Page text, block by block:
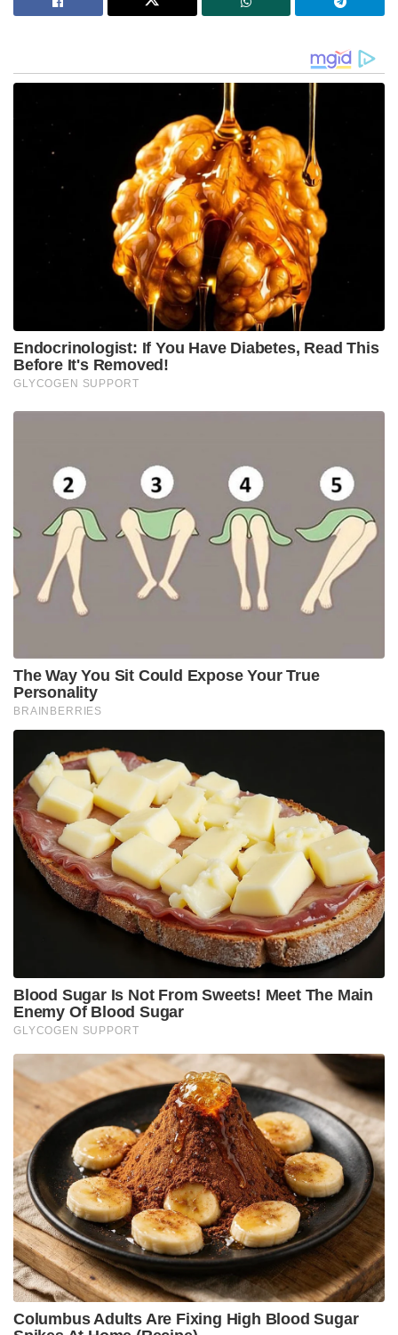
മുഫ്തിക്കെതിരെ കേസ്: വനിതാ പോലീസ് കയ്യേറ്റം
ആർ.ജി കർ കേസ്: തെളിവ് നശിപ്പിക്കലിൽ സമഗ്ര
അന്വേഷണത്തിന് പ്രത്യേക സി.ബി.ഐ സംഘത്തെ
നിയോഗിച്ച് കൽക്കട്ട ഹൈക്കോടതി
“പ്രമുഖ പ്രതിപക്ഷ നേതാവിന് മതിയായ പോലീസ്
സംരക്ഷണം നൽകാതിരുന്നത് ബിജെപിയുടെ
പ്രതികാര രാഷ്ട്രീയത്തെയാണ് കാണിക്കുന്നത്.
ബംഗാൾ സർക്കാരും കേന്ദ്ര സർക്കാരും പ്രതിപക്ഷ
നേതാക്കളുടെ സുരക്ഷ ഉറപ്പാക്കണം. രാഷ്ട്രീയ
വ്യത്യാസങ്ങൾ ഒരിക്കലും അക്രമത്തെ
ന്യായീകരിക്കുന്നില്ല,” എന്നായിരുന്നു മല്ലികാർജുൻ
ഖാർഗെയുടെ പ്രതികരണം. ​ “അഭിഷേക് ബാനർജിക്ക്
നേരെ നടന്നത് വധശ്രമമാണ്. ഇത്തരം
അരാജകത്വത്തിലൂടെ ബിജെപിക്ക് വെറുപ്പിന്റെ
രാഷ്ട്രീയം മാത്രമേ അറിയൂ എന്ന് വീണ്ടും തെളിഞ്ഞു.
ഗൂഢാലോചനയുടെ ഭാഗമാണ്,” എന്ന് സമാജ്‌വാദി
പാർട്ടി അധ്യക്ഷൻ അഖിലേഷ് യാദവ്
സമൂഹമാധ്യമങ്ങളിലൂടെ അറിയിച്ചു.
west bengal
trinamool congress
mamata bannerjee
abhishek bannerjee